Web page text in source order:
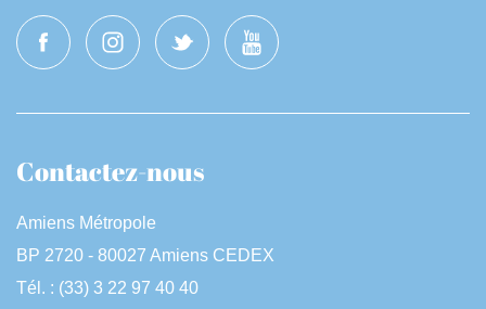
Contactez-nous
Amiens Métropole
BP 2720 - 80027 Amiens CEDEX
Tél. : (33) 3 22 97 40 40